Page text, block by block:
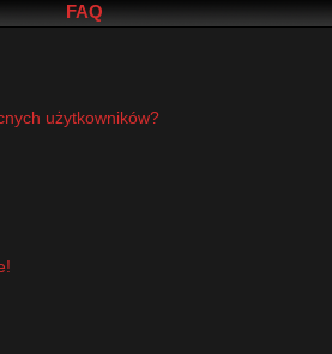
FAQ
użytkowników?